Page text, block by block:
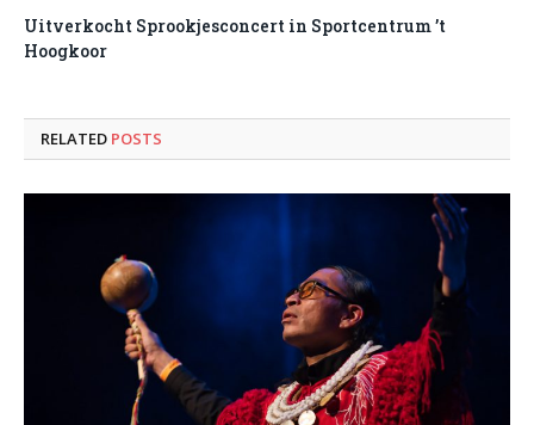
Uitverkocht Sprookjesconcert in Sportcentrum ’t
Hoogkoor
RELATED POSTS